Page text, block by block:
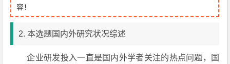
容！
2. 本选题国内外研究状况综述
企业研发投入一直是国内外学者关注的热点问题，国